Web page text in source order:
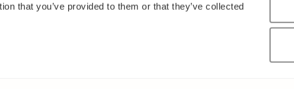
that you’ve provided to them or that they’ve collected